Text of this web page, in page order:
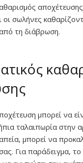
σωλήνες
τη διάβρωση.
μπορεί να
ταλαιπωρία στην
μπορεί να
Για παράδειγμα,